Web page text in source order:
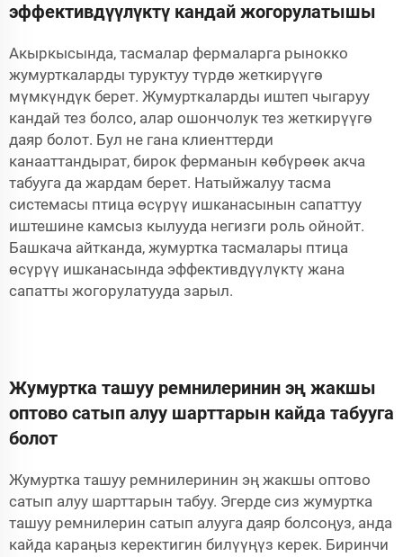
эффективдүүлүктү кандай жогорулатышы
Акыркысында, тасмалар фермаларга рынокко
жумурткаларды туруктуу түрдө жеткирүүгө
мүмкүндүк берет. Жумурткаларды иштеп чыгаруу
кандай тез болсо, алар ошончолук тез жеткирүүгө
даяр болот. Бул не гана клиенттерди
канааттандырат, бирок ферманын көбүрөөк акча
табууга да жардам берет. Натыйжалуу тасма
системасы птица өсүрүү ишканасынын сапаттуу
иштешине камсыз кылууда негизги роль ойнойт.
Башкача айтканда, жумуртка тасмалары птица
өсүрүү ишканасында эффективдүүлүктү жана
сапатты жогорулатууда зарыл.
Жумуртка ташуу ремнилеринин эң жакшы
оптово сатып алуу шарттарын кайда табууга
болот
Жумуртка ташуу ремнилеринин эң жакшы оптово
сатып алуу шарттарын табуу. Эгерде сиз жумуртка
ташуу ремнилерин сатып алууга даяр болсоңуз, анда
кайда караңыз керектигин билүүңүз керек. Биринчи